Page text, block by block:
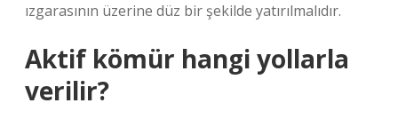
ızgarasının üzerine düz bir şekilde yatırılmalıdır.
Aktif kömür hangi yollarla
verilir?